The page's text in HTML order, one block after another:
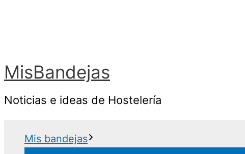
MisBandejas
Noticias e ideas de Hostelería
Mis bandejas